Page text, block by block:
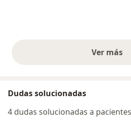
Ver más
Dudas solucionadas
4 dudas solucionadas a